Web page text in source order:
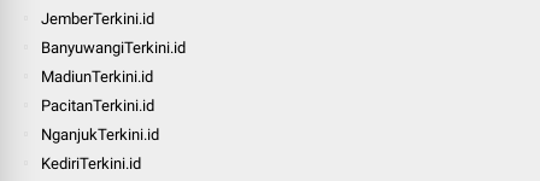
JemberTerkini.id
BanyuwangiTerkini.id
MadiunTerkini.id
PacitanTerkini.id
NganjukTerkini.id
KediriTerkini.id